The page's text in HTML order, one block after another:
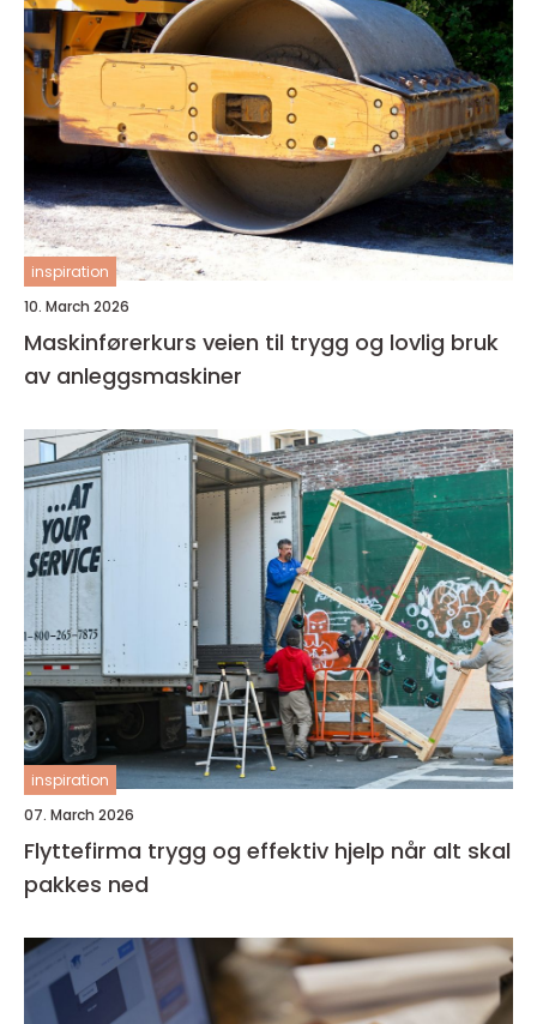
inspiration
10. March 2026
Maskinførerkurs veien til trygg og lovlig bruk
av anleggsmaskiner
inspiration
07. March 2026
Flyttefirma trygg og effektiv hjelp når alt skal
pakkes ned